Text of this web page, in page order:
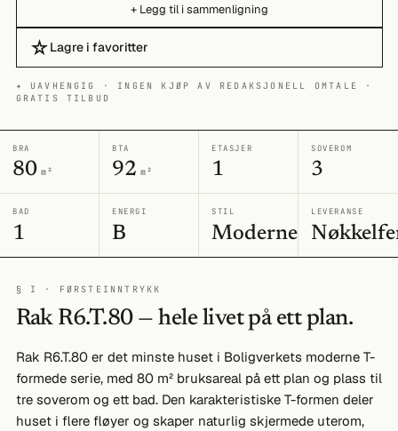
+ Legg til i sammenligning
☆Lagre i favoritter
✦ UAVHENGIG · INGEN KJØP AV REDAKSJONELL OMTALE ·
GRATIS TILBUD
BRA
80 m²
BTA
92 m²
ETASJER
1
SOVEROM
3
BAD
1
ENERGI
B
STIL
Moderne
LEVERANSE
§ I · FØRSTEINNTRYKK
Rak R6.T.80 — hele livet på ett plan.
Rak R6.T.80 er det minste huset i Boligverkets moderne T-
formede serie, med 80 m² bruksareal på ett plan og plass til
tre soverom og ett bad. Den karakteristiske T-formen deler
huset i flere fløyer og skaper naturlig skjermede uterom,